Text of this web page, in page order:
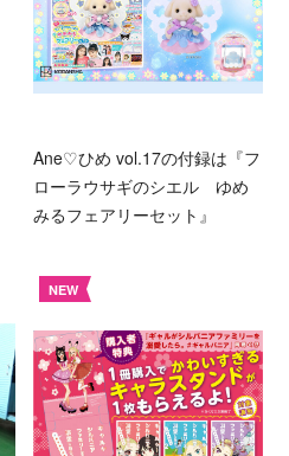
Ane♡ひめ vol.17の付録は『フ
ローラウサギのシエル ゆめ
みるフェアリーセット』
NEW